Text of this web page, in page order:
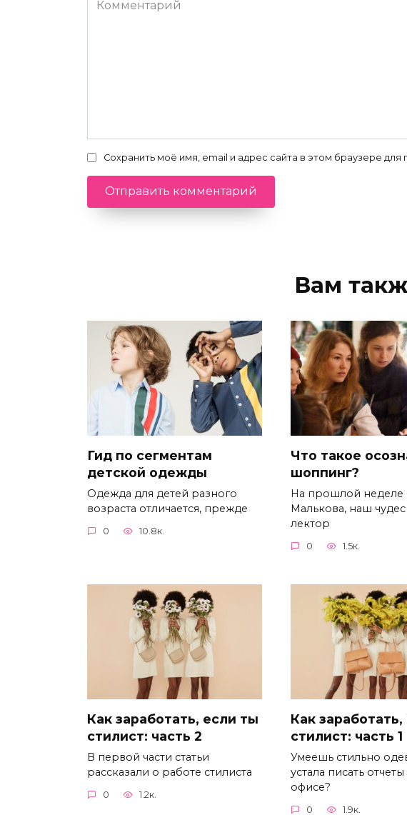
Сохранить моё имя, email и адрес сайта в этом браузере
Вам
Гид по сегментам
детской одежды
Одежда для детей разного
возраста отличается, прежде
0 10.8к.
Что такое
шоппинг?
На прошлой неделе
Малькова, наш
лектор
0 1.5к.
Как заработать, если ты
стилист: часть 2
В первой части статьи
рассказали о работе стилиста
0 1.2к.
Как
стилист: часть 1
Умеешь стильно
устала писать
офисе?
0 1.9к.